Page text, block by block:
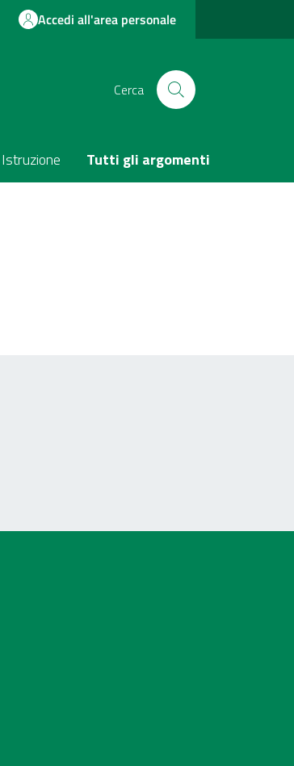
Accedi all'area personale
Cerca
Istruzione Tutti gli argomenti